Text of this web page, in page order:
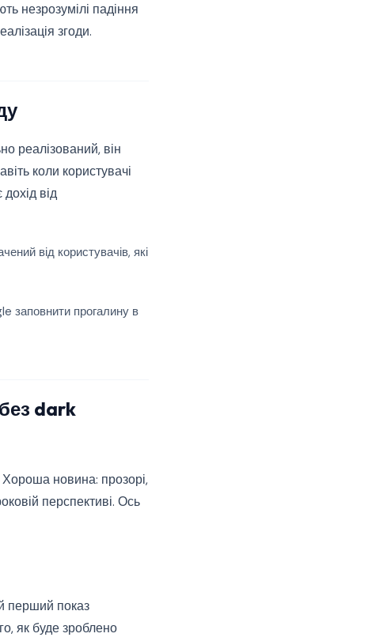
незрозумілі падіння
згоди.
реалізований, він
коли користувачі
від
від користувачів, які
заповнити прогалину в
dark
Хороша новина: прозорі,
перспективі. Ось
перший показ
як буде зроблено